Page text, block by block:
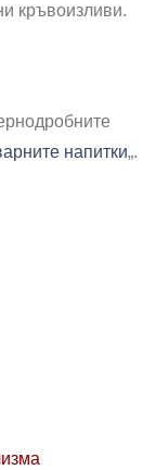
кръвоизливи.
напитки„.